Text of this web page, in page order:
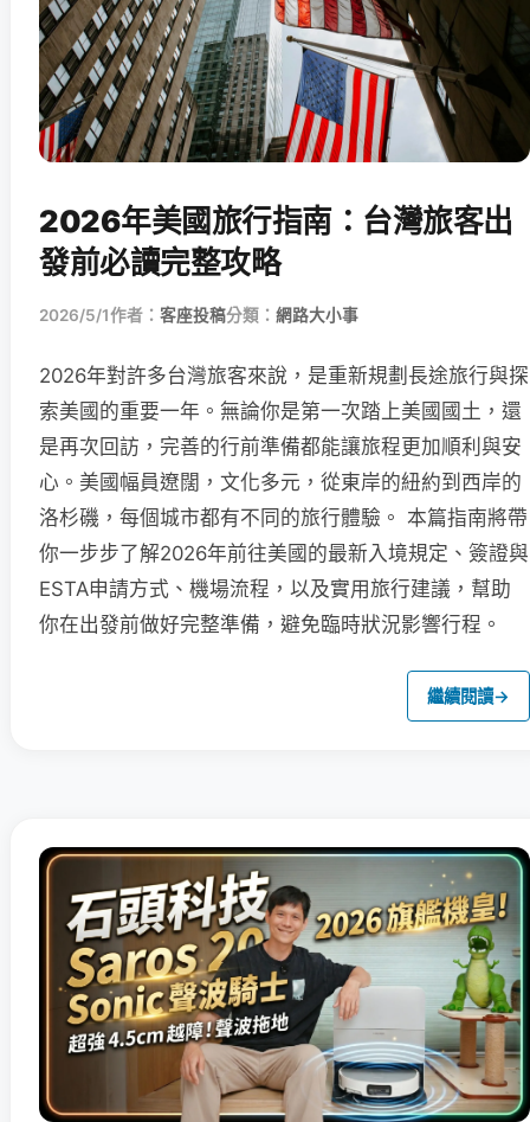
2026年美國旅行指南：台灣旅客出
發前必讀完整攻略
2026/5/1作者： 客座投稿分類： 網路大小事
2026年對許多台灣旅客來說，是重新規劃長途旅行與探
索美國的重要一年。無論你是第一次踏上美國國土，還
是再次回訪，完善的行前準備都能讓旅程更加順利與安
心。美國幅員遼闊，文化多元，從東岸的紐約到西岸的
洛杉磯，每個城市都有不同的旅行體驗。 本篇指南將帶
你一步步了解2026年前往美國的最新入境規定、簽證與
ESTA申請方式、機場流程，以及實用旅行建議，幫助
你在出發前做好完整準備，避免臨時狀況影響行程。
繼續閱讀→